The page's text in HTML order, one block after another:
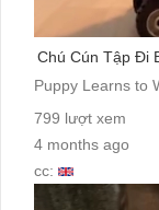
Chú Cún Tập Đi
Puppy Learns to
799 lượt xem
4 months ago
cc: